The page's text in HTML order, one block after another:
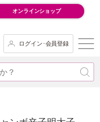
オンラインショップ
ログイン･会員登録